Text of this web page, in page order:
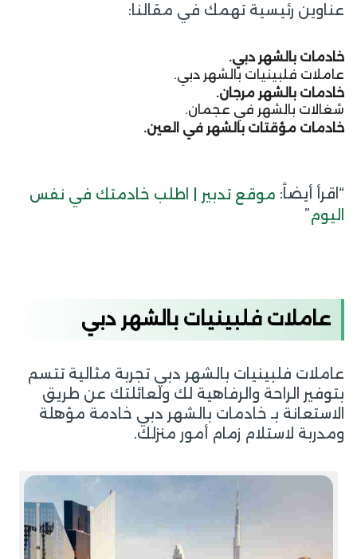
عناوين رئيسية تهمك في مقالنا:
خادمات بالشهر دبي.
عاملات فلبينيات بالشهر دبي.
خادمات بالشهر مرجان.
شغالات بالشهر في عجمان.
خادمات مؤقتات بالشهر في العين.
“اقرأ أيضاً: موقع تدبير | اطلب خادمتك في نفس
اليوم”
عاملات فلبينيات بالشهر دبي
عاملات فلبينيات بالشهر دبي تجربة مثالية تتسم
بتوفير الراحة والرفاهية لك ولعائلتك عن طريق
الاستعانة بـ خادمات بالشهر دبي خادمة مؤهلة
ومدربة لاستلام زمام أمور منزلك.